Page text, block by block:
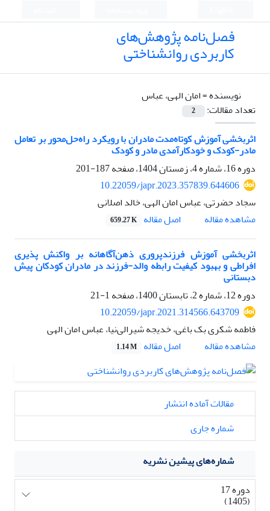
فصل‌نامه پژوهش‌های
کاربردی روانشناختی
نویسنده =امان الهی، عباس
تعداد مقالات:
2
اثربخشی آموزش کوتاه‌مدت مادران با رویکرد راه‌حل‌محور بر تعامل
مادر-کودک و خودکارآمدی مادر و کودک
دوره 16، شماره 4، زمستان 1404، صفحه
187-201
10.22059/japr.2023.357839.644606
سجاد حضرتی، عباس امان الهی، خالد اصلانی
مشاهده مقاله
اصل مقاله 659.27 K
اثربخشی آموزش فرزندپروری ذهن‌آگاهانه بر واکنش پذیری
افراطی و بهبود کیفیت رابطه والد-فرزند در مادران کودکان پیش
دبستانی
دوره 12، شماره 2، تابستان 1400، صفحه
1-21
10.22059/japr.2021.314566.643709
فاطمه شکری بک باغی، خدیجه شیرالی‌نیا، عباس امان الهی
مشاهده مقاله
اصل مقاله 1.14 M
مقالات آماده انتشار
شماره جاری
شماره‌های پیشین نشریه
دوره 17
(1405)